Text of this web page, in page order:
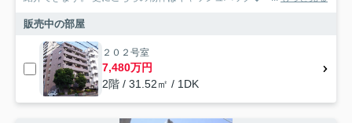
販売中の部屋
２０２号室
7,480万円
2階 / 31.52㎡ / 1DK